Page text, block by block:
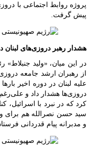
پروژه روابط اجتماعی با
پیش گرفت.
هشدار رهبر دروزی‌های
در این میان، «ولید
از رهبران ارشد جامعه
علیه لبنان در دوره اخیر
دروزی‌ها هشدار داد و
کرد که در نبرد با اسرائیل،
سید حسن نصرالله هم برای
و مدبرانه پیام قدردانی